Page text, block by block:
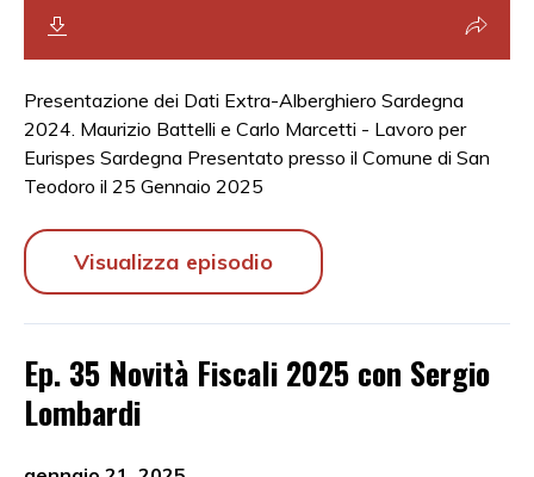
Presentazione dei Dati Extra-Alberghiero Sardegna
2024. Maurizio Battelli e Carlo Marcetti - Lavoro per
Eurispes Sardegna Presentato presso il Comune di San
Teodoro il 25 Gennaio 2025
Visualizza episodio
Ep. 35 Novità Fiscali 2025 con Sergio
Lombardi